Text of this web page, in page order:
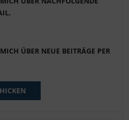
ÜBER NEUE BEITRÄGE PER